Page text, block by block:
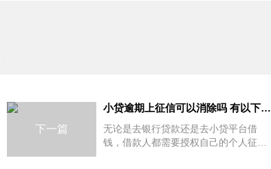
下一篇
小贷逾期上征信可以消除吗 有以下两种方法处理
无论是去银行贷款还是去小贷平台借
钱，借款人都需要授权自己的个人征信